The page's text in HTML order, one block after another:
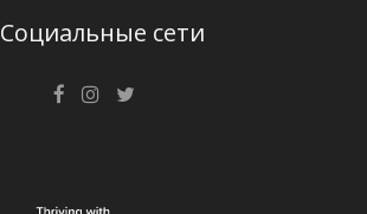
Социальные сети